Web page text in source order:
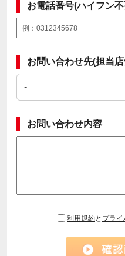
お電話番号(ハイフン
お問い合わせ先(担当
お問い合わせ内容
利用規約と プラ